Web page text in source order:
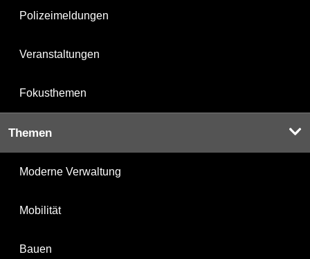
Polizeimeldungen
Veranstaltungen
Fokusthemen
Themen
Moderne Verwaltung
Mobilität
Bauen